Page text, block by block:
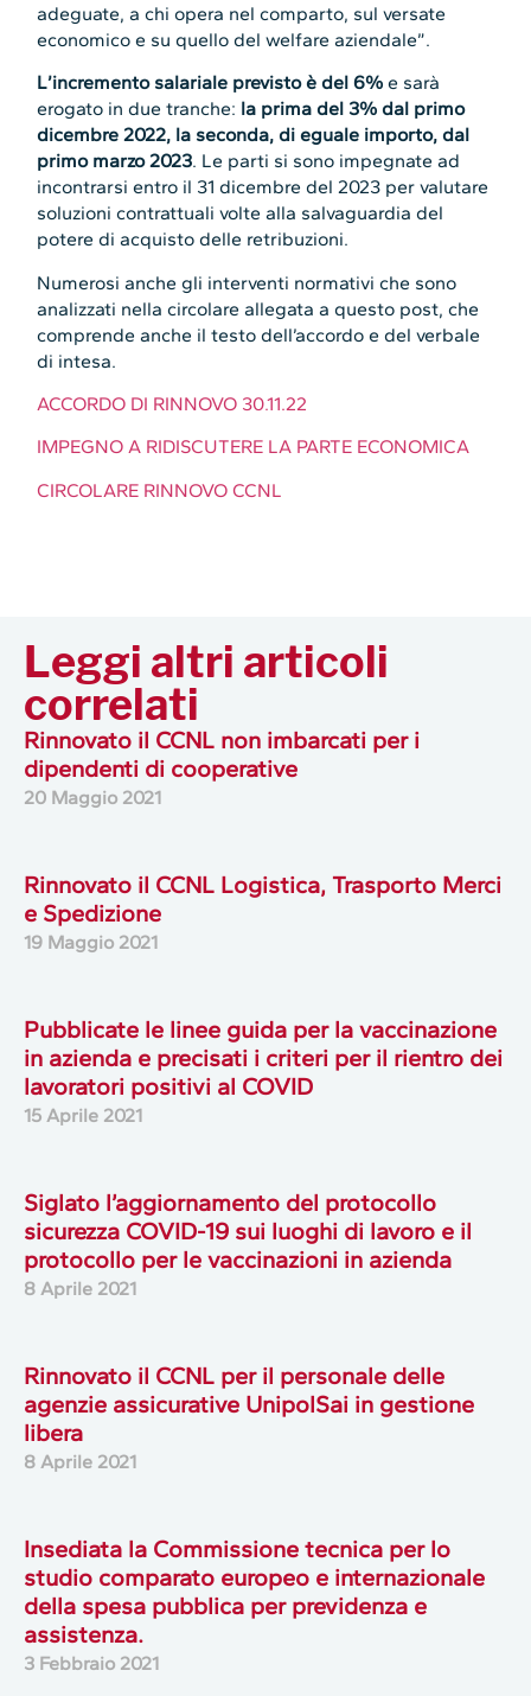
adeguate, a chi opera nel comparto, sul versate
economico e su quello del welfare aziendale”.
L’incremento salariale previsto è del 6% e sarà
erogato in due tranche: la prima del 3% dal primo
dicembre 2022, la seconda, di eguale importo, dal
primo marzo 2023. Le parti si sono impegnate ad
incontrarsi entro il 31 dicembre del 2023 per valutare
soluzioni contrattuali volte alla salvaguardia del
potere di acquisto delle retribuzioni.
Numerosi anche gli interventi normativi che sono
analizzati nella circolare allegata a questo post, che
comprende anche il testo dell’accordo e del verbale
di intesa.
ACCORDO DI RINNOVO 30.11.22
IMPEGNO A RIDISCUTERE LA PARTE ECONOMICA
CIRCOLARE RINNOVO CCNL
Leggi altri articoli
correlati
Rinnovato il CCNL non imbarcati per i
dipendenti di cooperative
20 Maggio 2021
Rinnovato il CCNL Logistica, Trasporto Merci
e Spedizione
19 Maggio 2021
Pubblicate le linee guida per la vaccinazione
in azienda e precisati i criteri per il rientro dei
lavoratori positivi al COVID
15 Aprile 2021
Siglato l’aggiornamento del protocollo
sicurezza COVID-19 sui luoghi di lavoro e il
protocollo per le vaccinazioni in azienda
8 Aprile 2021
Rinnovato il CCNL per il personale delle
agenzie assicurative UnipolSai in gestione
libera
8 Aprile 2021
Insediata la Commissione tecnica per lo
studio comparato europeo e internazionale
della spesa pubblica per previdenza e
assistenza.
3 Febbraio 2021